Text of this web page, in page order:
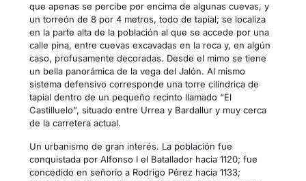
que apenas se percibe por encima de algunas cuevas, y
un torreón de 8 por 4 metros, todo de tapial; se localiza
en la parte alta de la población al que se accede por una
calle pina, entre cuevas excavadas en la roca y, en algún
caso, profusamente decoradas. Desde el mimo se tiene
un bella panorámica de la vega del Jalón. Al mismo
sistema defensivo corresponde una torre cilíndrica de
tapial dentro de un pequeño recinto llamado “El
Castilluelo”, situado entre Urrea y Bardallur y muy cerca
de la carretera actual.
Un urbanismo de gran interés. La población fue
conquistada por Alfonso I el Batallador hacia 1120; fue
concedido en señorío a Rodrigo Pérez hacia 1133;